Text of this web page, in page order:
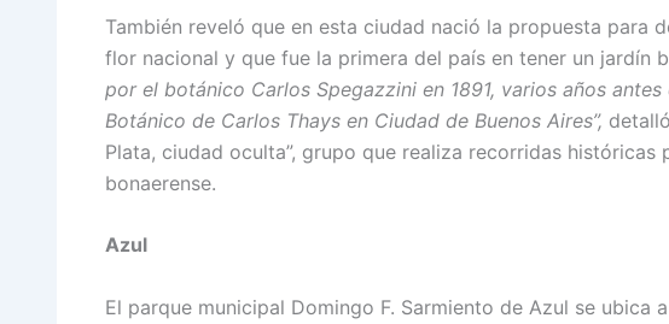
También reveló que en esta ciudad nació la propuesta para
flor nacional y que fue la primera del país en tener un jardín
por el botánico Carlos Spegazzini en 1891, varios años
Botánico de Carlos Thays en Ciudad de Buenos Aires”,
Plata, ciudad oculta”, grupo que realiza recorridas históricas
bonaerense.
Azul
El parque municipal Domingo F. Sarmiento de Azul se ubica